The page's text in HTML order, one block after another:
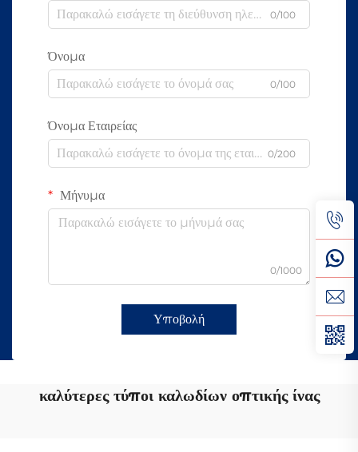
0/100
Όνομα
0/100
Όνομα Εταιρείας
0/200
Μήνυμα
0/1000
Υποβολή
καλύτερες τύποι καλωδίων οπτικής ίνας